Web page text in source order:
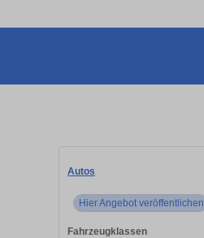
Autos
Hier Angebot veröffentlichen
Fahrzeugklassen